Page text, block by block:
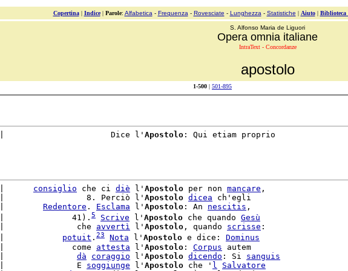
Copertina| Indice| Parole: Alfabetica - Frequenza - Rovesciate - Lunghezza - Statistiche | Aiuto| Biblioteca
S. Alfonso Maria de Liguori
Opera omnia italiane
IntraText - Concordanze
apostolo
1-500 | 501-895
Dice l'
Apostolo : Qui etiam proprio
consiglio che ci diè l' Apostolo per non mancare ,
8. Perciò l'
Apostolo dicea ch'egli
Redentore . Esclama l' Apostolo : An nescitis ,
41).
5 Scrive l' Apostolo che quando Gesù
che
avvertì l' Apostolo , quando scrisse :
potuit . 23 Nota l' Apostolo e dice: Dominus
come
attesta l' Apostolo : Corpus autem
dà coraggio l' Apostolo dicendo : Si sanguis
E
soggiunge l' Apostolo che ' l
Salvatore